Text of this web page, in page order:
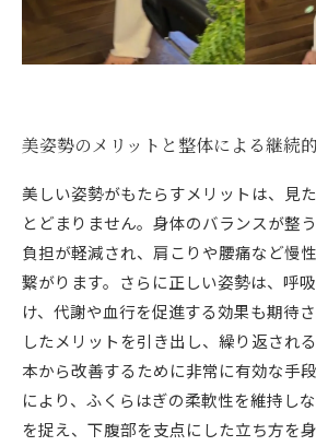
美姿勢のメリットと整体による継続
美しい姿勢がもたらすメリットは、見
とどまりません。身体のバランスが整
負担が軽減され、肩こりや腰痛など慢
繋がります。さらに正しい姿勢は、呼
け、代謝や血行を促進する効果も期待
したメリットを引き出し、繰り返され
本から改善するために非常に有効な手
により、ふくらはぎの柔軟性を維持し
を捉え、下腹部を支点にした立ち方を